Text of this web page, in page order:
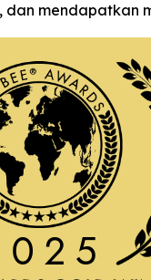
mendapatkan